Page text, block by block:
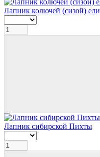
Лапник колючей (сизой) ели
Лапник сибирской Пихты